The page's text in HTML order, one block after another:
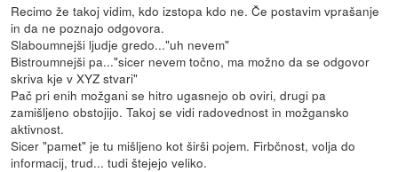
Recimo že takoj vidim, kdo izstopa kdo ne. Če postavim vprašanje
in da ne poznajo odgovora.
Slaboumnejši ljudje gredo..."uh nevem"
Bistroumnejši pa..."sicer nevem točno, ma možno da se odgovor
skriva kje v XYZ stvari"
Pač pri enih možgani se hitro ugasnejo ob oviri, drugi pa
zamišljeno obstojijo. Takoj se vidi radovednost in možgansko
aktivnost.
Sicer "pamet" je tu mišljeno kot širši pojem. Firbčnost, volja do
informacij, trud... tudi štejejo veliko.